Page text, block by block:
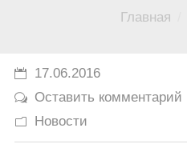
Юмор
Главная
17.06.2016
Оставить комментарий
Новости